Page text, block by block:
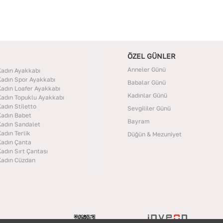
Ayakkabı
Spor Ayakkabı
Loafer Ayakkabı
Topuklu Ayakkabı
Stiletto
Babet
Sandalet
Terlik
Çanta
Sırt Çantası
Cüzdan
ÖZEL GÜNLER
Anneler Günü
Babalar Günü
Kadınlar Günü
Sevgililer Günü
Bayram
Düğün & Mezuniyet